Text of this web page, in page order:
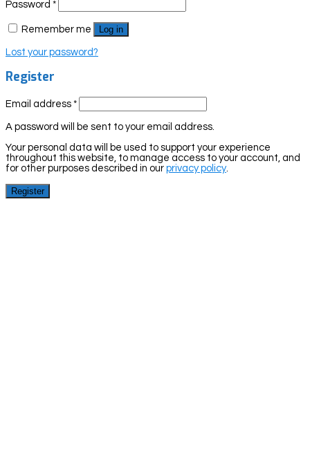
Password *
Remember me Log in
Lost your password?
Register
Email address *
A password will be sent to your email address.
Your personal data will be used to support your experience
throughout this website, to manage access to your account, and
for other purposes described in our privacy policy
Register